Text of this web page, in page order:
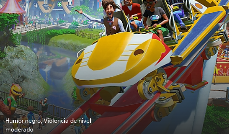
Humor negro, Violencia de nivel
moderado